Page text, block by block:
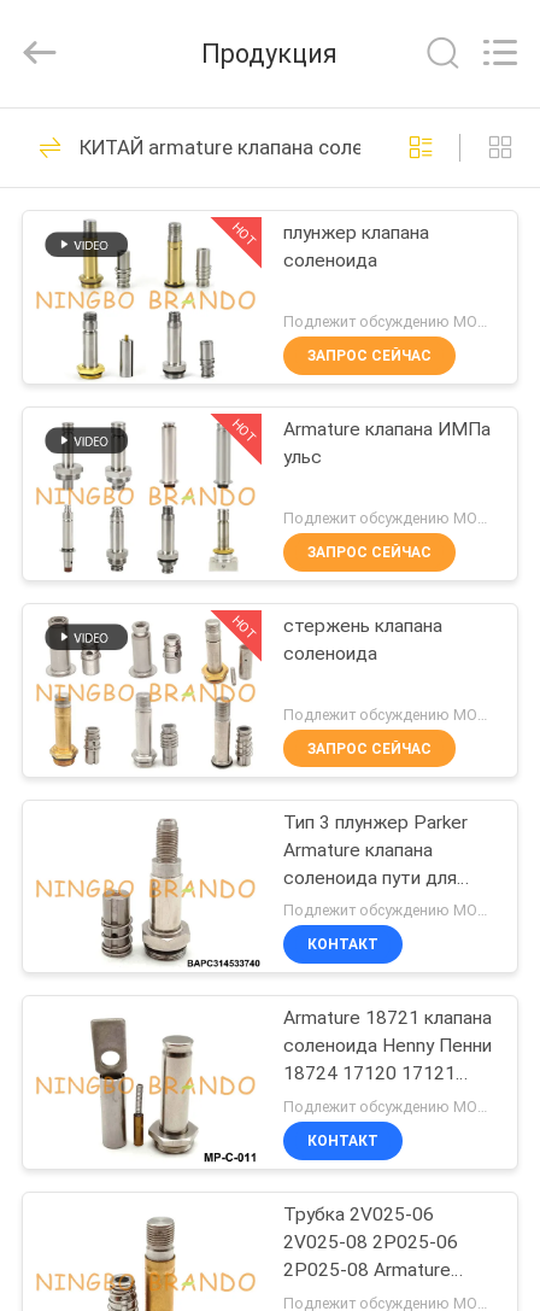
ДОМОЙ
ПРОДУКТЫ
ЭКСКУРСИЯ
ПО
ЗАВОДУ
КОНТРОЛЬ
КАЧЕСТВА
СВЯЖИТЕСЬ
НАМИ
ЗАПРОСИТЕ
ЦИТАТУ
COMPANY
NEWS
КАРТА
САЙТА
ПОЛИТИКА
КОНФИДЕНЦИАЛЬНОСТИ
Reserved.
Пневматический
клапан цилиндра
228
Пневматический
клапан ИМПа ульс
43
Пневматические
электромагнитный
клапан
Катушка клапана
соленоида
1071
armature клапана
соленоида
495
Продукция
КИТАЙ armature клапана соленоида
HOT
плунжер клапана
соленоида
Подлежит обсуждению MOQ:1 ПК
ЗАПРОС СЕЙЧАС
HOT
Armature клапана ИМПа
ульс
ЗАПРОС СЕЙЧАС
HOT
стержень клапана
соленоида
ЗАПРОС СЕЙЧАС
Тип 3 плунжер Parker
Armature клапана
соленоида пути для
машины кофе
Подлежит обсуждению MOQ:1 ПК
КОНТАКТ
Armature 18721 клапана
соленоида Henny Пенни
18724 17120 17121
29515 29547
Подлежит обсуждению MOQ:50 комплектов
КОНТАКТ
Трубка 2V025-06
2V025-08 2P025-06
2P025-08 Armature
клапана соленоида 2